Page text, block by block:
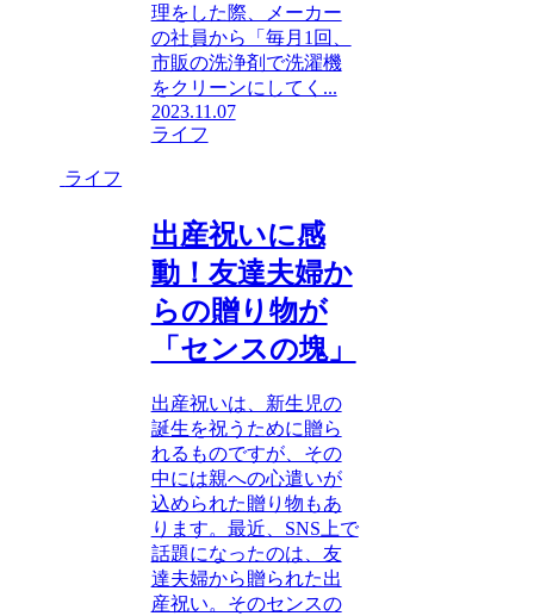
理をした際、メーカー
の社員から「毎月1回、
市販の洗浄剤で洗濯機
をクリーンにしてく...
2023.11.07
ライフ
ライフ
出産祝いに感
動！友達夫婦か
らの贈り物が
「センスの塊」
出産祝いは、新生児の
誕生を祝うために贈ら
れるものですが、その
中には親への心遣いが
込められた贈り物もあ
ります。最近、SNS上で
話題になったのは、友
達夫婦から贈られた出
産祝い。そのセンスの